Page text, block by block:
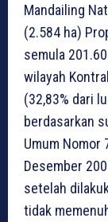
Mandailing
(2.584 ha)
semula
wilayah
(32,83% dari
berdasarkan
Umum
Desember
setelah
tidak